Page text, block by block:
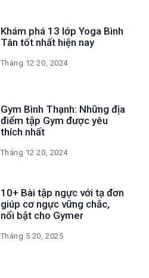
Khám phá 13 lớp Yoga Bình
Tân tốt nhất hiện nay
Tháng 12 20, 2024
Gym Bình Thạnh: Những địa
điểm tập Gym được yêu
thích nhất
Tháng 12 20, 2024
10+ Bài tập ngực với tạ đơn
giúp cơ ngực vững chắc,
nổi bật cho Gymer
Tháng 5 20, 2025